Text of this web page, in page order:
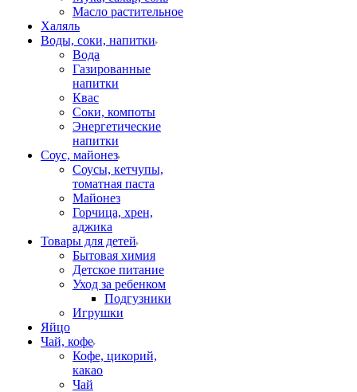
Масло растительное
Халяль
Воды, соки, напитки
Вода
Газированные
напитки
Квас
Соки, компоты
Энергетические
напитки
Соус, майонез
Соусы, кетчупы,
томатная паста
Майонез
Горчица, хрен,
аджика
Товары для детей
Бытовая химия
Детское питание
Уход за ребенком
Подгузники
Игрушки
Яйцо
Чай, кофе
Кофе, цикорий,
какао
Чай